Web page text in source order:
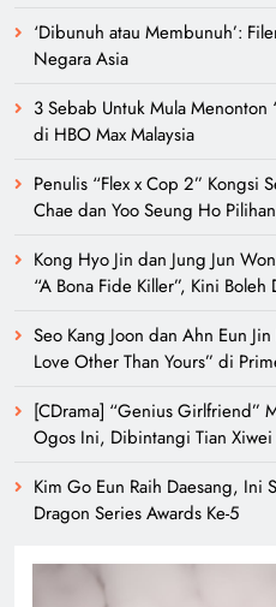
‘Dibunuh atau Membunuh’:
Negara Asia
3 Sebab Untuk Mula Menonton
di HBO Max Malaysia
Penulis “Flex x Cop 2” Kongsi
Chae dan Yoo Seung Ho
Kong Hyo Jin dan Jung Jun
“A Bona Fide Killer”, Kini
Seo Kang Joon dan Ahn Eun
Love Other Than Yours” di
[CDrama] “Genius Girlfriend”
Ogos Ini, Dibintangi Tian
Kim Go Eun Raih Daesang, Ini
Dragon Series Awards Ke-5